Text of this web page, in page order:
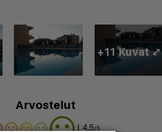
+11 Kuvat ⤢
Arvostelut
| 4,5/5